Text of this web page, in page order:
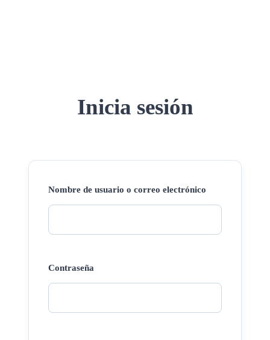
Inicia sesión
Nombre de usuario o correo electrónico
Contraseña